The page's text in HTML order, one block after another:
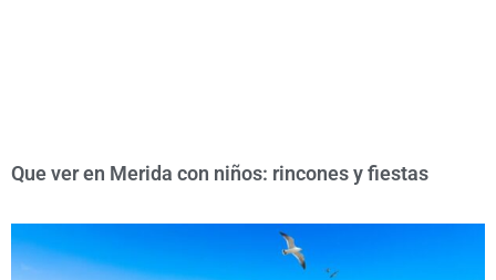
Que ver en Merida con niños: rincones y fiestas